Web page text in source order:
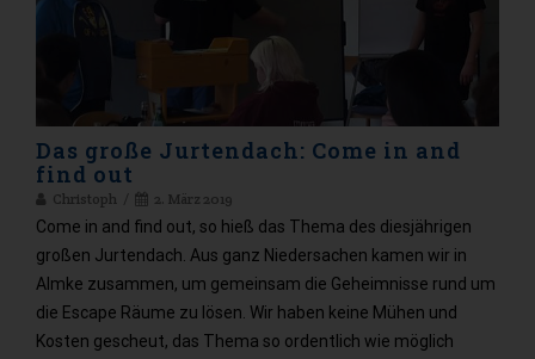
Das große Jurtendach: Come in and
find out
Christoph 2. März 2019
Come in and find out, so hieß das Thema des diesjährigen
großen Jurtendach. Aus ganz Niedersachen kamen wir in
Almke zusammen, um gemeinsam die Geheimnisse rund um
die Escape Räume zu lösen. Wir haben keine Mühen und
Kosten gescheut, das Thema so ordentlich wie möglich